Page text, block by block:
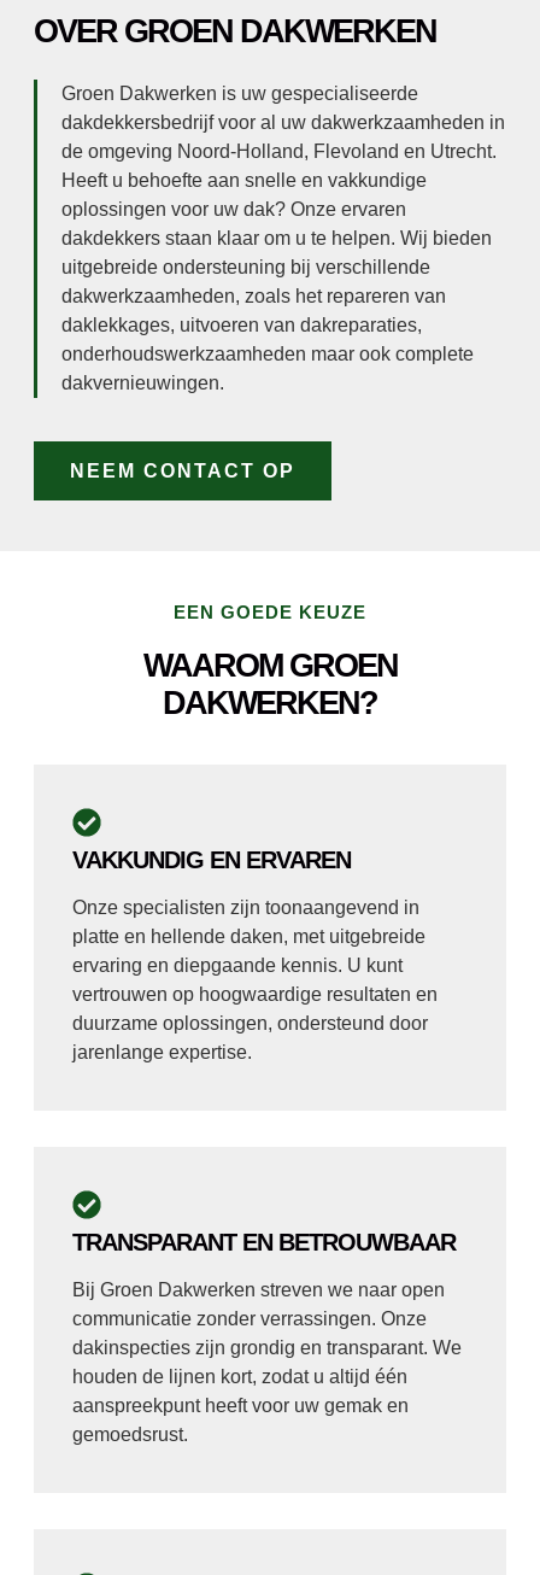
OVER GROEN DAKWERKEN
Groen Dakwerken is uw gespecialiseerde
dakdekkersbedrijf voor al uw dakwerkzaamheden in
de omgeving Noord-Holland, Flevoland en Utrecht.
Heeft u behoefte aan snelle en vakkundige
oplossingen voor uw dak? Onze ervaren
dakdekkers staan klaar om u te helpen. Wij bieden
uitgebreide ondersteuning bij verschillende
dakwerkzaamheden, zoals het repareren van
daklekkages, uitvoeren van dakreparaties,
onderhoudswerkzaamheden maar ook complete
dakvernieuwingen.
NEEM CONTACT OP
EEN GOEDE KEUZE
WAAROM GROEN
DAKWERKEN?
VAKKUNDIG EN ERVAREN
Onze specialisten zijn toonaangevend in
platte en hellende daken, met uitgebreide
ervaring en diepgaande kennis. U kunt
vertrouwen op hoogwaardige resultaten en
duurzame oplossingen, ondersteund door
jarenlange expertise.
TRANSPARANT EN BETROUWBAAR
Bij Groen Dakwerken streven we naar open
communicatie zonder verrassingen. Onze
dakinspecties zijn grondig en transparant. We
houden de lijnen kort, zodat u altijd één
aanspreekpunt heeft voor uw gemak en
gemoedsrust.